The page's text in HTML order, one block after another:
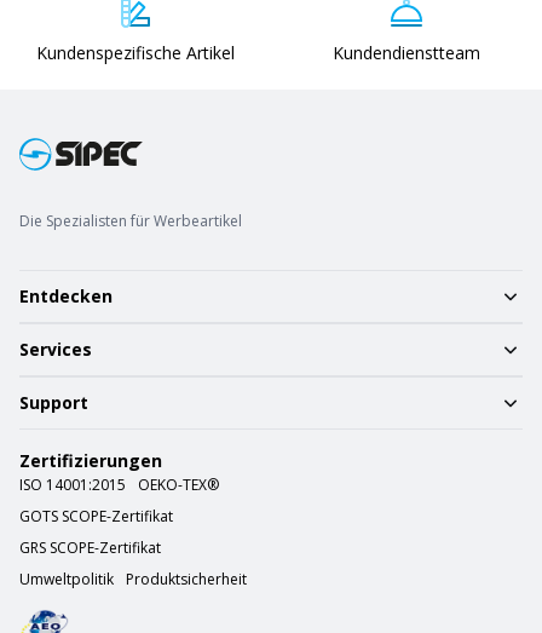
Kundenspezifische Artikel Kundendienstteam
Die Spezialisten für Werbeartikel
Entdecken
Services
Support
Zertifizierungen
ISO 14001:2015
OEKO-TEX®
GOTS SCOPE-Zertifikat
GRS SCOPE-Zertifikat
Umweltpolitik
Produktsicherheit